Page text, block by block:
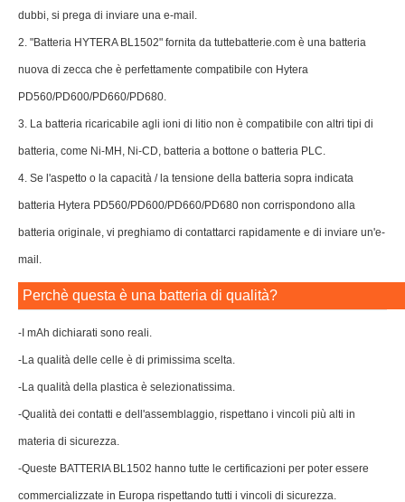
dubbi, si prega di inviare una e-mail.
2. "Batteria HYTERA BL1502" fornita da tuttebatterie.com è una batteria
nuova di zecca che è perfettamente compatibile con Hytera
PD560/PD600/PD660/PD680.
3. La batteria ricaricabile agli ioni di litio non è compatibile con altri tipi di
batteria, come Ni-MH, Ni-CD, batteria a bottone o batteria PLC.
4. Se l'aspetto o la capacità / la tensione della batteria sopra indicata
batteria Hytera PD560/PD600/PD660/PD680 non corrispondono alla
batteria originale, vi preghiamo di contattarci rapidamente e di inviare un'e-
mail.
Perchè questa è una batteria di qualità?
-I mAh dichiarati sono reali.
-La qualità delle celle è di primissima scelta.
-La qualità della plastica è selezionatissima.
-Qualità dei contatti e dell'assemblaggio, rispettano i vincoli più alti in
materia di sicurezza.
-Queste BATTERIA BL1502 hanno tutte le certificazioni per poter essere
commercializzate in Europa rispettando tutti i vincoli di sicurezza.